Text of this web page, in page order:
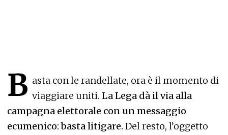
B asta con le randellate, ora è il momento di
viaggiare uniti. La Lega dà il via alla
campagna elettorale con un messaggio
ecumenico: basta litigare. Del resto, l’oggetto